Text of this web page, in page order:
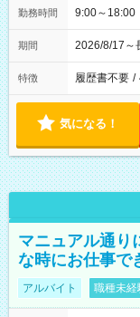
勤務時間 9:00～18:00
期間 2026/8/17
特徴 履歴書不要 /
気になる！
マニュアル通り
な時にお仕事で
アルバイト 職種未経